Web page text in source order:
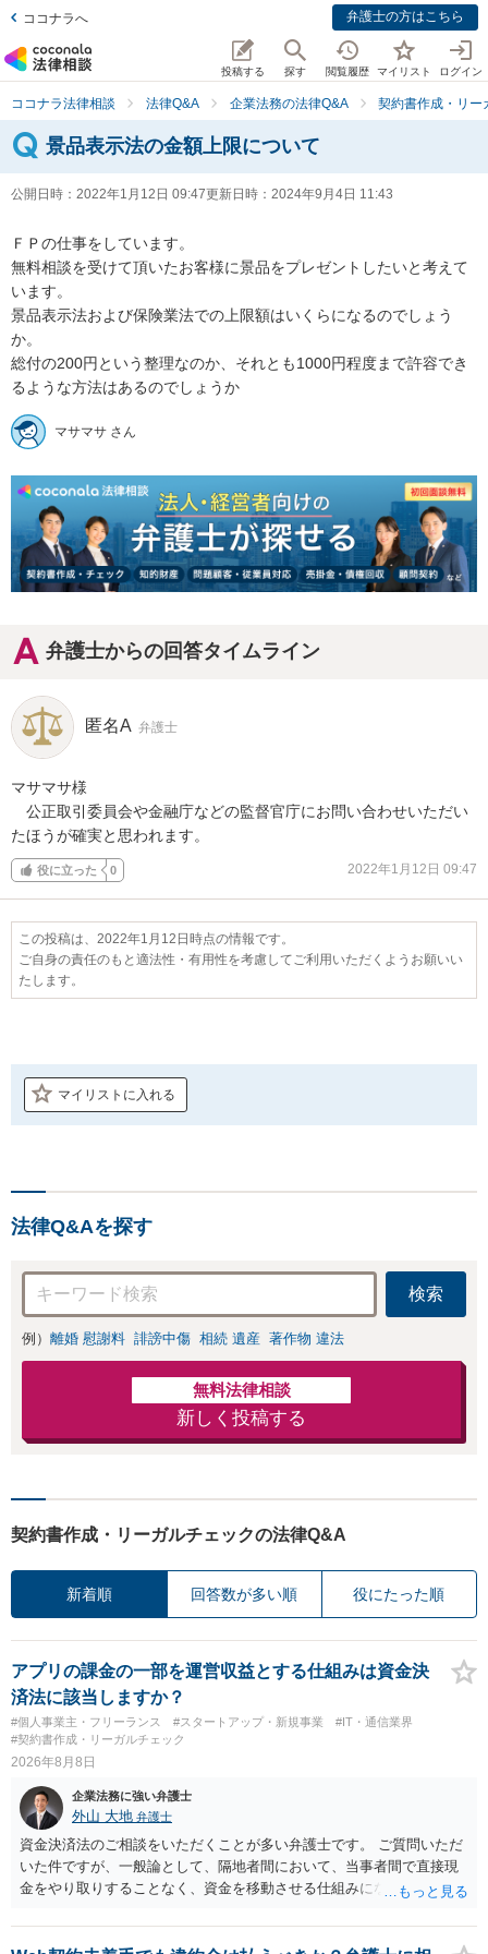
ココナラへ 弁護士の方はこちら
投稿する 探す 閲覧履歴 マイリスト ログイン
ココナラ法律相談 法律Q&A 企業法務の法律Q&A 契約書作成・リー
景品表示法の金額上限について
公開日時： 2022年1月12日 09:47更新日時： 2024年9月4日 11:43
ＦＰの仕事をしています。
無料相談を受けて頂いたお客様に景品をプレゼントしたいと考えて
います。
景品表示法および保険業法での上限額はいくらになるのでしょう
か。
総付の200円という整理なのか、それとも1000円程度まで許容でき
るような方法はあるのでしょうか
マサマサ さん
弁護士からの回答タイムライン
匿名A 弁護士
マサマサ様
公正取引委員会や金融庁などの監督官庁にお問い合わせいただい
たほうが確実と思われます。
役に立った 0 2022年1月12日 09:47
この投稿は、2022年1月12日時点の情報です。
ご自身の責任のもと適法性・有用性を考慮してご利用いただくようお願いい
たします。
マイリストに入れる
法律Q&Aを探す
検索
例） 離婚 慰謝料 誹謗中傷 相続 遺産 著作物 違法
無料法律相談
新しく投稿する
契約書作成・リーガルチェックの法律Q&A
新着順 回答数が多い順 役にたった順
アプリの課金の一部を運営収益とする仕組みは資金決
済法に該当しますか？
#個人事業主・フリーランス #スタートアップ・新規事業
#IT・通信業界
#契約書作成・リーガルチェック
2026年8月8日
企業法務に強い弁護士
外山 大地 弁護士
資金決済法のご相談をいただくことが多い弁護士です。 ご質問いただ
いた件ですが、一般論として、隔地者間において、当事者間で直接現
金をやり取りすることなく、資金を移動させる仕組みになりますの
も、為替取引に該当し得る場合であっても、いわゆる収納代行とし